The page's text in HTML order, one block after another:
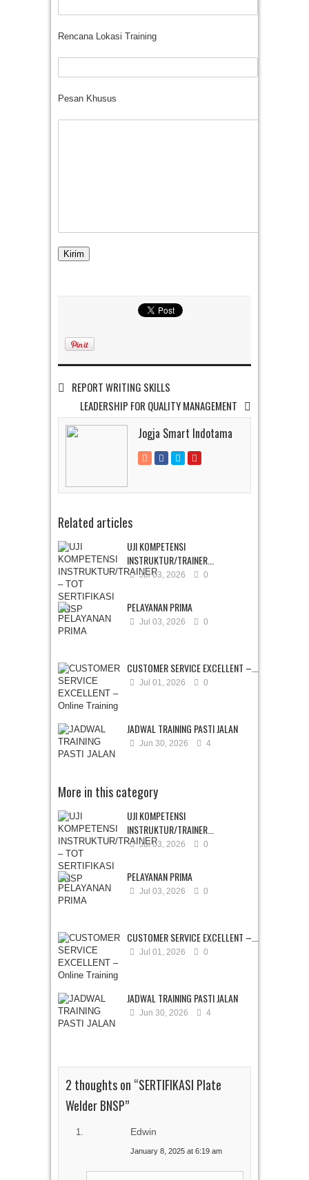
Rencana Lokasi Training
Pesan Khusus
REPORT WRITING SKILLS
LEADERSHIP FOR QUALITY MANAGEMENT
Jogja Smart Indotama
Related articles
UJI KOMPETENSI
INSTRUKTUR/TRAINER...
Jul 03, 2026 0
PELAYANAN PRIMA
Jul 03, 2026 0
CUSTOMER SERVICE EXCELLENT –...
Jul 01, 2026 0
JADWAL TRAINING PASTI JALAN
Jun 30, 2026 4
More in this category
UJI KOMPETENSI
INSTRUKTUR/TRAINER...
Jul 03, 2026 0
PELAYANAN PRIMA
Jul 03, 2026 0
CUSTOMER SERVICE EXCELLENT –...
Jul 01, 2026 0
JADWAL TRAINING PASTI JALAN
Jun 30, 2026 4
2 thoughts on “SERTIFIKASI Plate
Welder BNSP”
Edwin
January 8, 2025 at 6:19 am